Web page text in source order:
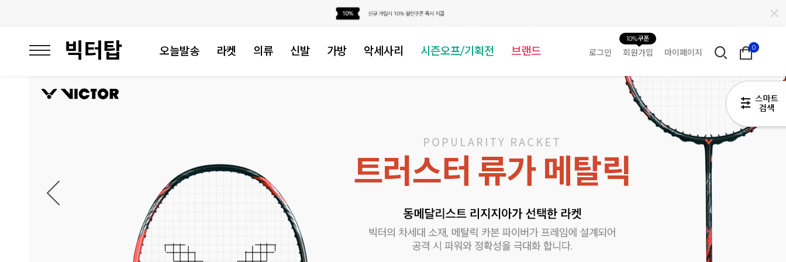
빅터탑 오늘발송 라켓 의류 신발 가방 악세사리 시즌오프/기획전 브랜드 로그인 회원가입
10%쿠폰
마이페이지 0